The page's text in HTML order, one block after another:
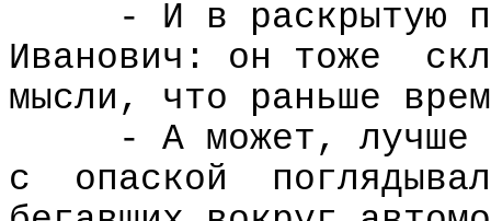
- И в раскрытую
Иванович: он тоже
мысли, что раньше
- А может, лучше
с
опаской
поглядывал